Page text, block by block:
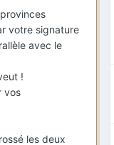
votre signature
avec le
!
vos
les deux